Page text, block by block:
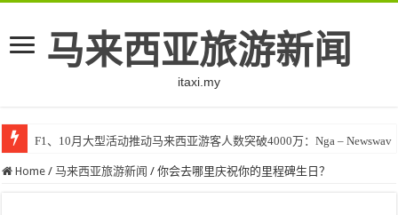
马来西亚旅游新闻
itaxi.my
F1、10月大型活动推动马来西亚游客人数突破4000万：Nga – Newswav
Home / 马来西亚旅游新闻 / 你会去哪里庆祝你的里程碑生日？